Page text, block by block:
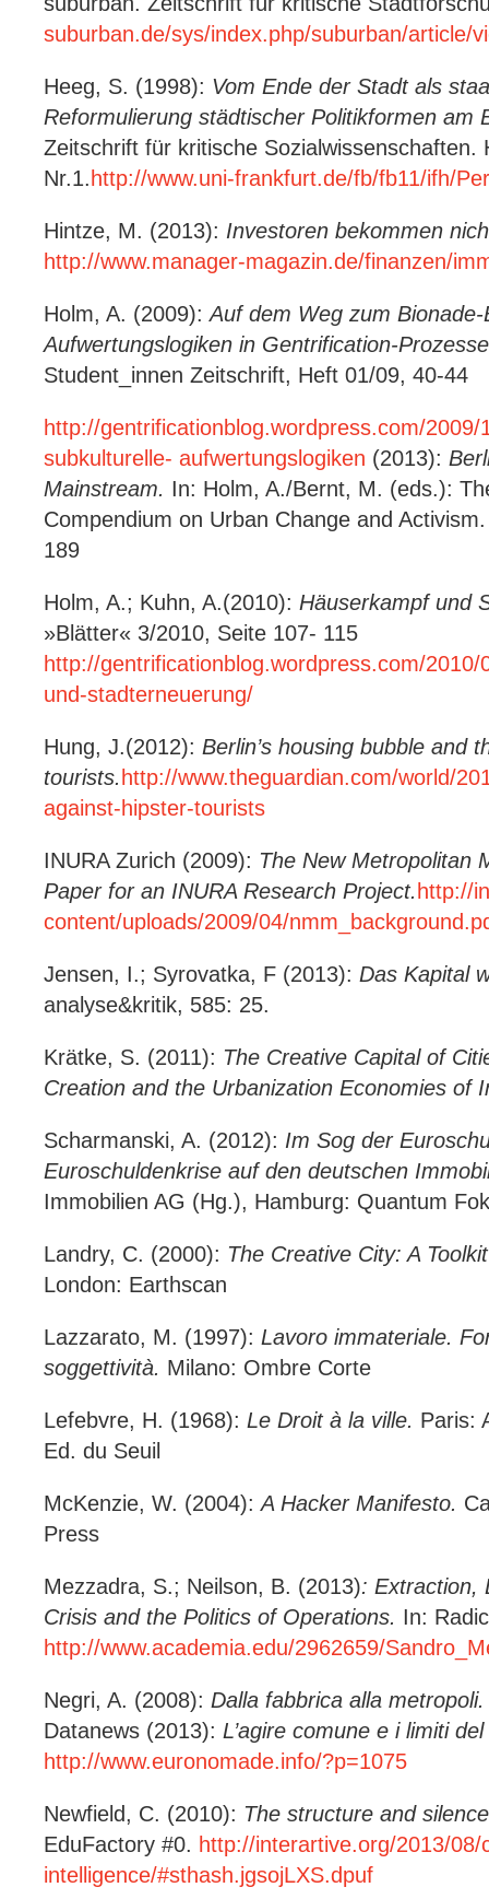
suburban.de/sys/index.php/suburban/article/
Heeg, S. (1998): Vom Ende der Stadt als
Reformulierung städtischer Politikformen am
Zeitschrift für kritische Sozialwissenschaften.
Nr.1. http://www.uni-frankfurt.de/fb/fb11/ifh/
Hintze, M. (2013): Investoren bekommen
http://www.manager-magazin.de/finanzen/
Holm, A. (2009):Auf dem Weg zum
Aufwertungslogiken in Gentrification-
Student_innen Zeitschrift, Heft 01/09, 40-44
http://gentrificationblog.wordpress.com/
subkulturelle- aufwertungslogiken (2013):
Mainstream. In: Holm, A./Bernt, M. (eds.):
Compendium on Urban Change and
189
Holm, A.; Kuhn, A.(2010): Häuserkampf und
»Blätter« 3/2010, Seite 107- 115
http://gentrificationblog.wordpress.com/
und-stadterneuerung/
Hung, J.(2012): Berlin’s housing bubble and
tourists. http://www.theguardian.com/world/
against-hipster-tourists
INURA Zurich (2009): The New Metropolitan
Paper for an INURA Research Project. http://
content/uploads/2009/04/
Jensen, I.; Syrovatka, F (2013): Das Kapital
analyse&kritik, 585: 25.
Krätke, S. (2011): The Creative Capital of
Creation and the Urbanization Economies of
Scharmanski, A. (2012): Im Sog der
Euroschuldenkrise auf den deutschen
Immobilien AG (Hg.), Hamburg: Quantum
Landry, C. (2000): The Creative City: A
London: Earthscan
Lazzarato, M. (1997): Lavoro immateriale.
soggettività. Milano: Ombre Corte
Lefebvre, H. (1968): Le Droit à la ville. Paris:
Ed. du Seuil
McKenzie, W. (2004):A Hacker Manifesto.
Press
Mezzadra, S.; Neilson, B. (2013): Extraction,
Crisis and the Politics of Operations. In:
http://www.academia.edu/2962659/
Negri, A. (2008): Dalla fabbrica alla metropoli.
Datanews (2013): L’agire comune e i limiti
http://www.euronomade.info/?p=1075
Newfield, C. (2010): The structure and
EduFactory #0. http://interartive.org/2013/
intelligence/#sthash.jgsojLXS.dpuf